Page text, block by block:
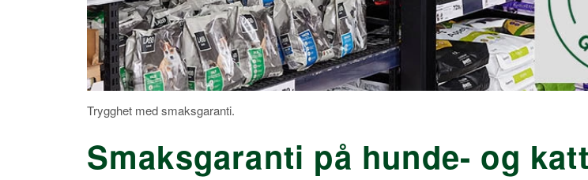
Trygghet med smaksgaranti.
Smaksgaranti på hunde- og